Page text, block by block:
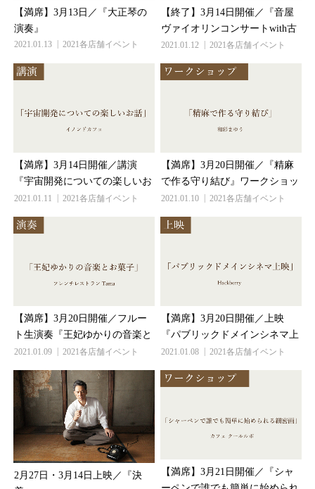
【満席】3月13日／『大正琴の
演奏』
2021各店舗イベント
【終了】3月14日開催／『音屋
ヴァイオリンコンサートwith...
【満席】3月14日開催／講演
『宇宙開発についての楽しい...
【満席】3月20日開催／『精麻
で作る守り結び』ワークショ...
【満席】3月20日開催／フルー
ト生演奏『王妃ゆかりの音楽...
【満席】3月20日開催／上映
『パブリックドメインシネマ...
2月27日・3月14日上映／『決
着』
ーペンで誰でも簡単に始めら...